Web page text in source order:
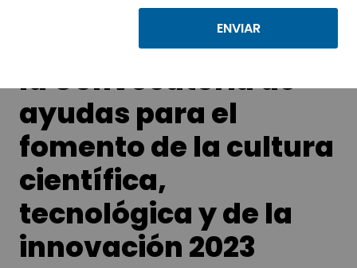
la Convocatoria de
ayudas para el
fomento de la cultura
científica,
tecnológica y de la
innovación 2023